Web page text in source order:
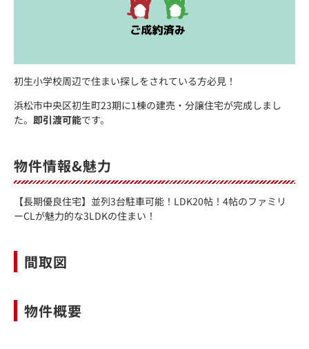
初生小学校周辺で住まい探しをされている方必見！
浜松市中央区初生町23期に1棟の建売・分譲住宅が完成しまし
た。 即引渡可能です。
物件情報&魅力
【長期優良住宅】並列3台駐車可能！LDK20帖！4帖のファミリ
ーCLが魅力的な3LDKの住まい！
間取図
物件概要